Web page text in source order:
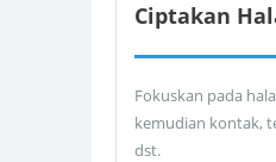
Ciptakan
Fokuskan pada
kemudian kontak,
dst.